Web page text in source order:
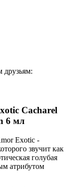
друзьям:
Cacharel
6 мл
Exotic -
звучит как
голубая
атрибутом